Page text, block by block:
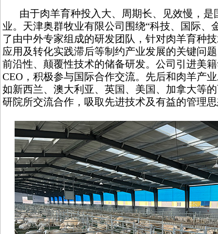
由于肉羊育种投入大、周期长、见效慢，是
业。天津奥群牧业有限公司围绕“科技、国际、
了由中外专家组成的研发团队，针对肉羊育种
应用及转化实践滞后等制约产业发展的关键问
前沿性、颠覆性技术的储备研发。公司引进美
CEO，积极参与国际合作交流。先后和肉羊产
如新西兰、澳大利亚、英国、美国、加拿大等
研院所交流合作，吸取先进技术及有益的管理